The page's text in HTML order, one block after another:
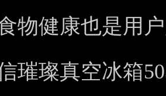
物健康也是用
璀璨真空冰箱